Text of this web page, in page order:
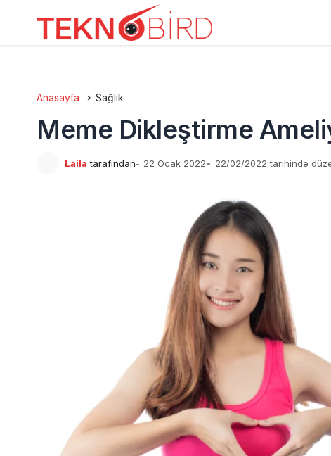
Anasayfa Sağlık
Meme Dikleştirme
Laila tarafından 22 Ocak 2022 22/02/2022 tarihinde